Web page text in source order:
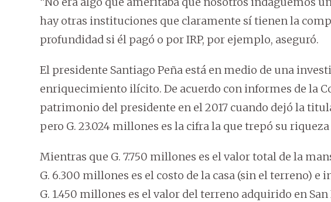
hay otras instituciones que claramente sí tienen la
profundidad si él pagó o por IRP, por ejemplo, aseguró.
El presidente Santiago Peña está en medio de una
enriquecimiento ilícito. De acuerdo con informes de la
patrimonio del presidente en el 2017 cuando dejó la
pero G. 23.024 millones es la cifra la que trepó su riqueza
Mientras que G. 7.750 millones es el valor total de la
G. 6.300 millones es el costo de la casa (sin el terreno)
G. 1.450 millones es el valor del terreno adquirido en